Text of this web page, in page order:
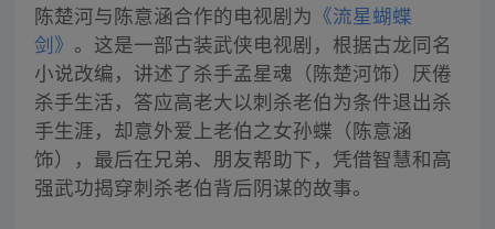
陈楚河与陈意涵合作的电视剧为 《流星蝴蝶
剑》 。这是一部古装武侠电视剧，根据古龙同名
小说改编，讲述了杀手孟星魂（陈楚河饰）厌倦
杀手生活，答应高老大以刺杀老伯为条件退出杀
手生涯，却意外爱上老伯之女孙蝶（陈意涵
饰），最后在兄弟、朋友帮助下，凭借智慧和高
强武功揭穿刺杀老伯背后阴谋的故事。